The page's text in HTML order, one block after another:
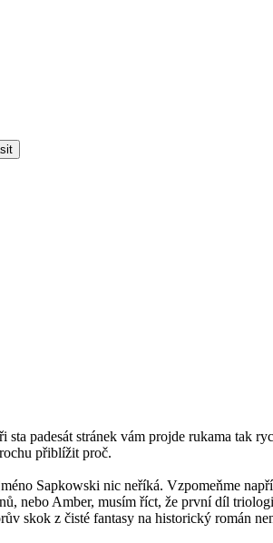
padesát stránek vám projde rukama tak
přiblížit proč.
Sapkowski nic neříká. Vzpomeňme
nebo Amber, musím říct, že první díl
skok z čisté fantasy na historický román